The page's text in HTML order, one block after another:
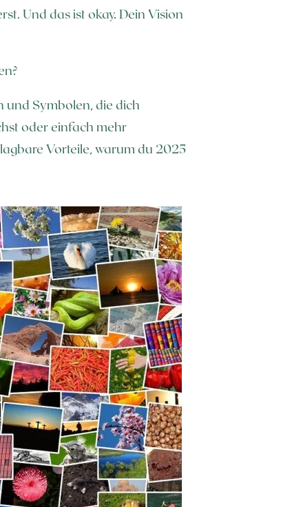
Und das ist okay. Dein Vision
und Symbolen, die dich
oder einfach mehr
Vorteile, warum du 2025